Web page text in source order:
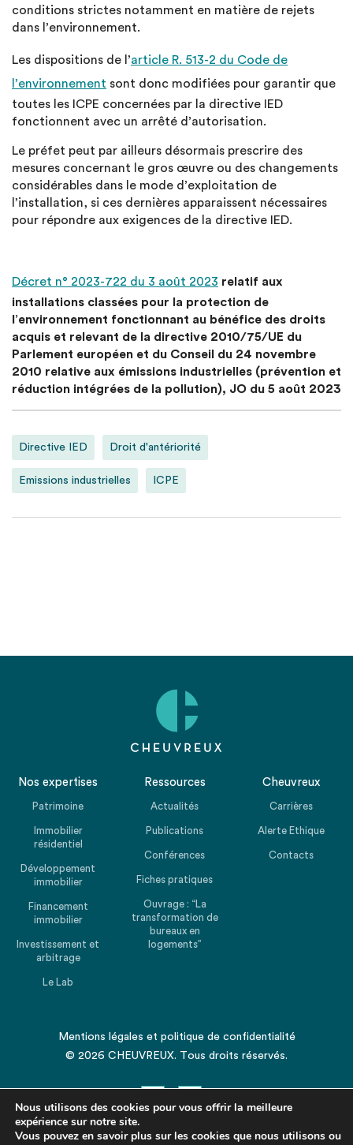
conditions strictes notamment en matière de rejets
dans l’environnement.
Les dispositions de l’article R. 513-2 du Code de
l’environnement sont donc modifiées pour garantir que
toutes les ICPE concernées par la directive IED
fonctionnent avec un arrêté d’autorisation.
Le préfet peut par ailleurs désormais prescrire des
mesures concernant le gros œuvre ou des changements
considérables dans le mode d’exploitation de
l’installation, si ces dernières apparaissent nécessaires
pour répondre aux exigences de la directive IED.
Décret n° 2023-722 du 3 août 2023 relatif aux
installations classées pour la protection de
l’environnement fonctionnant au bénéfice des droits
acquis et relevant de la directive 2010/75/UE du
Parlement européen et du Conseil du 24 novembre
2010 relative aux émissions industrielles (prévention et
réduction intégrées de la pollution), JO du 5 août 2023
Directive IED Droit d'antériorité
Emissions industrielles ICPE
Nos expertises
Patrimoine
Immobilier
résidentiel
Développement
immobilier
Financement
immobilier
Investissement et
arbitrage
Le Lab
Ressources
Actualités
Publications
Conférences
Fiches pratiques
Ouvrage : “La
transformation de
bureaux en
logements”
Cheuvreux
Carrières
Alerte Ethique
Contacts
Mentions légales et politique de confidentialité
© 2026 CHEUVREUX. Tous droits réservés.
Nous utilisons des cookies pour vous offrir la meilleure
expérience sur notre site.
Vous pouvez en savoir plus sur les cookies que nous utilisons ou